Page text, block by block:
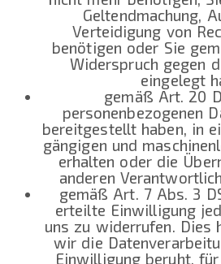
Geltendmachung,
Verteidigung von
benötigen oder Sie
Widerspruch gegen
eingelegt
gemäß Art. 20
personenbezogenen
bereitgestellt haben, in
gängigen und
erhalten oder die
anderen
gemäß Art. 7 Abs. 3
erteilte Einwilligung
uns zu widerrufen. Dies
wir die
Einwilligung beruht,